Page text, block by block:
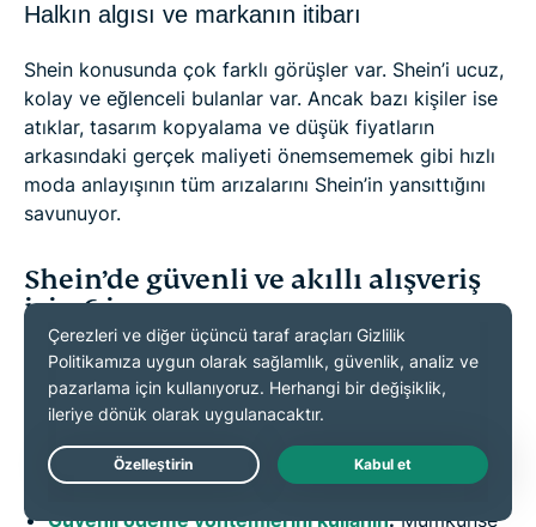
Halkın algısı ve markanın itibarı
Shein konusunda çok farklı görüşler var. Shein’i ucuz,
kolay ve eğlenceli bulanlar var. Ancak bazı kişiler ise
atıklar, tasarım kopyalama ve düşük fiyatların
arkasındaki gerçek maliyeti önemsememek gibi hızlı
moda anlayışının tüm arızalarını Shein’in yansıttığını
savunuyor.
Shein’de güvenli ve akıllı alışveriş
için 6 ipucu
Shein’de alışveriş yapmaka kolay olsa da riskler
içerebilir. Aşağıdaki ipuçları sayesinde, sık ortaya
çıkan sorunlardan kaçınabilir ve alışveriş yaparken
gizliliğiniz koruyabilirsiniz.
Güvenli ödeme yöntemlerini kullanın:Mümkünse
Live Chat